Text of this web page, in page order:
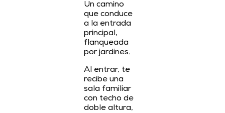
Un camino
que conduce
a la entrada
principal,
flanqueada
por jardines.
Al entrar, te
recibe una
sala familiar
con techo de
doble altura,